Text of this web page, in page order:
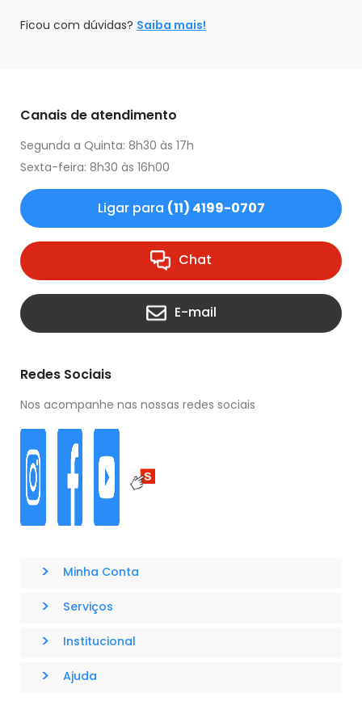
Ficou com dúvidas? Saiba mais!
Canais de atendimento
Segunda a Quinta: 8h30 às 17h
Sexta-feira: 8h30 às 16h00
Ligar para (11) 4199-0707
Chat
E-mail
Redes Sociais
Nos acompanhe nas nossas redes sociais
> Minha Conta
> Serviços
> Institucional
> Ajuda